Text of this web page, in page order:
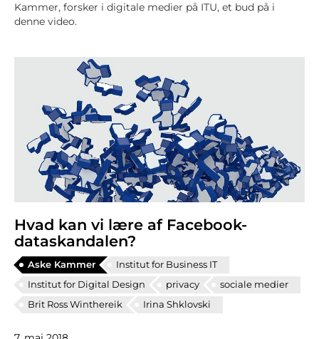
Kammer, forsker i digitale medier på ITU, et bud på i
denne video.
Hvad kan vi lære af Facebook-
dataskandalen?
Aske Kammer
Institut for Business IT
Institut for Digital Design
privacy
sociale medier
Brit Ross Winthereik
Irina Shklovski